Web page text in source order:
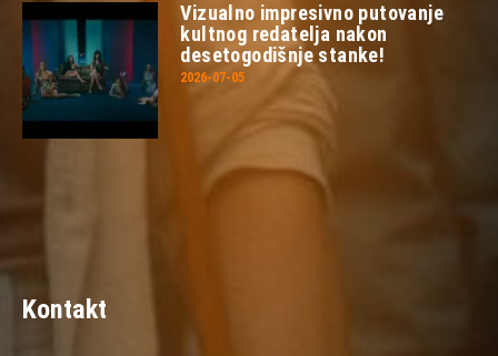
Vizualno impresivno putovanje
kultnog redatelja nakon
desetogodišnje stanke!
2026-07-05
Kontakt